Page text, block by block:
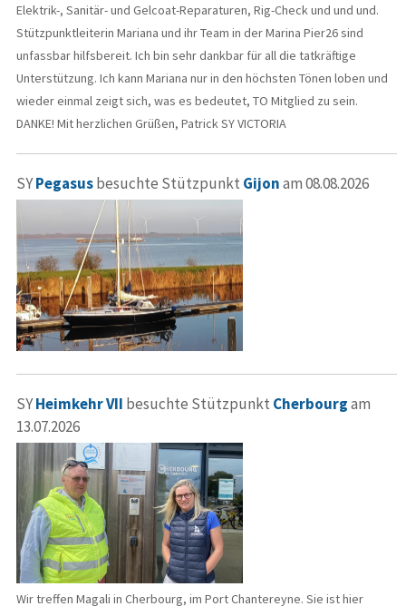
Elektrik-, Sanitär- und Gelcoat-Reparaturen, Rig-Check und und und.
Stützpunktleiterin Mariana und ihr Team in der Marina Pier26 sind
unfassbar hilfsbereit. Ich bin sehr dankbar für all die tatkräftige
Unterstützung. Ich kann Mariana nur in den höchsten Tönen loben und
wieder einmal zeigt sich, was es bedeutet, TO Mitglied zu sein.
DANKE! Mit herzlichen Grüßen, Patrick SY VICTORIA
SYPegasusbesuchte Stützpunkt Gijonam 08.08.2026
SYHeimkehr VII besuchte Stützpunkt Cherbourgam
13.07.2026
Wir treffen Magali in Cherbourg, im Port Chantereyne. Sie ist hier